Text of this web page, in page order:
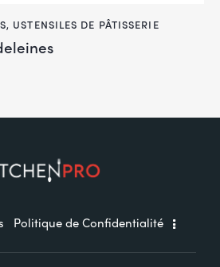
, USTENSILES DE PÂTISSERIE
Politique de Confidentialité